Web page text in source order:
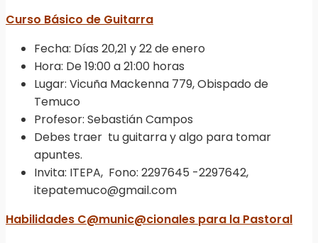
Curso Básico de Guitarra
Fecha: Días 20,21 y 22 de enero
Hora: De 19:00 a 21:00 horas
Lugar: Vicuña Mackenna 779, Obispado de
Temuco
Profesor: Sebastián Campos
Debes traer tu guitarra y algo para tomar
apuntes.
Invita: ITEPA, Fono: 2297645 -2297642,
itepatemuco@gmail.com
Habilidades C@munic@cionales para la Pastoral